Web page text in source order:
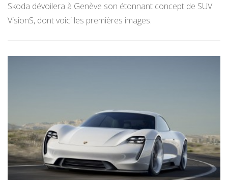
Skoda dévoilera à Genève son étonnant concept de SUV
VisionS, dont voici les premières images.